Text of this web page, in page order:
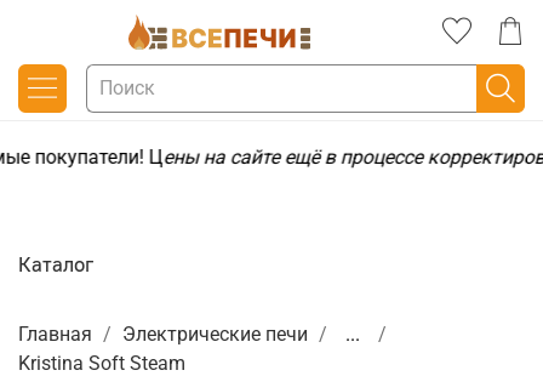
покупатели! Цены на сайте ещё в процессе
Главная Электрические печи
...
Kristina Soft Steam
Каталог